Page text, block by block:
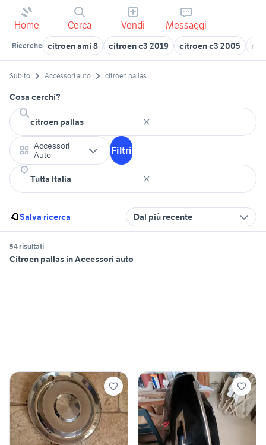
Home Cerca Vendi Messaggi
Ricerche citroen ami 8 citroen c3 2019 citroen c3 2005
Subito Accessori auto citroen pallas
Cosa cerchi?
Accessori
Auto
Filtri
Salva ricerca Dal più recente
54 risultati
Citroen pallas in Accessori auto